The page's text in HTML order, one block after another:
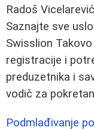
Radoš Vicelarević
Saznajte sve
Swisslion
registracije i
preduzetnika i
vodič za
Podmlađivanje